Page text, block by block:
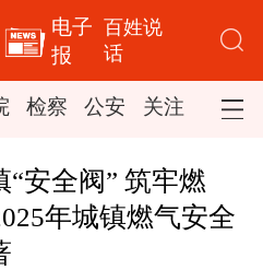
电子
报
百姓说
话
检察 公安 关注 司法
安全阀” 筑牢燃
年城镇燃气安全